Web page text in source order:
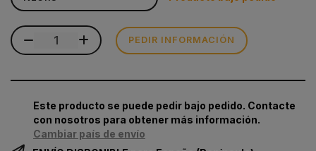
PEDIR INFORMACIÓN
Este producto se puede pedir bajo pedido. Contacte
con nosotros para obtener más información.
Cambiar país de envío